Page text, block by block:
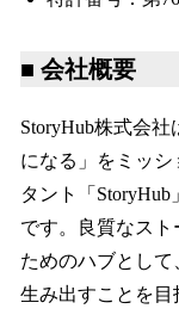
■ 会社概要
StoryHub株式会
になる」をミッ
タント「
です。良質なス
ためのハブとし
生み出すことを目